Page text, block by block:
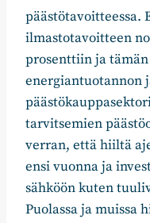
päästötavoitteessa.
ilmastotavoitteen
prosenttiin ja
energiantuotannon
tarvitsemien
verran, että hiiltä
ensi vuonna ja
sähköön kuten
Puolassa ja muissa